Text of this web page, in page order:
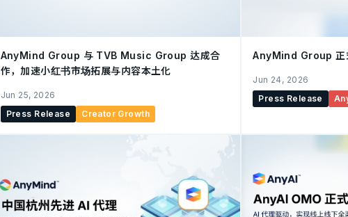
非常高兴能与 REJECT 达成合作，他们
AnyMind Group 与 TVB Music Group 达成合
作，加速小红书市场拓展与内容本土化
Jun 25, 2026
Press Release
Creator Growth
AnyMind Group 正
Jun 24, 2026
Press Release